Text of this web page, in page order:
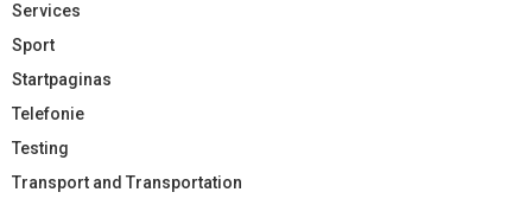
Services
Sport
Startpaginas
Telefonie
Testing
Transport and Transportation